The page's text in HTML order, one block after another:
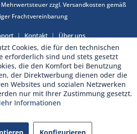
zzgl. Versandkosten gemäß
Frachtvereinbarung
Kontakt Über uns
Cookies, die für den technischen
erforderlich sind und stets gesetzt
die den Komfort bei Benutzung
der Direktwerbung dienen oder die
Websites und sozialen Netzwerken
nur mit Ihrer Zustimmung gesetzt.
Informationen